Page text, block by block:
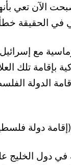
الآن تعي
في الحقيقة
مع
بإقامة تلك
الدولة
دولة
دول الخليج